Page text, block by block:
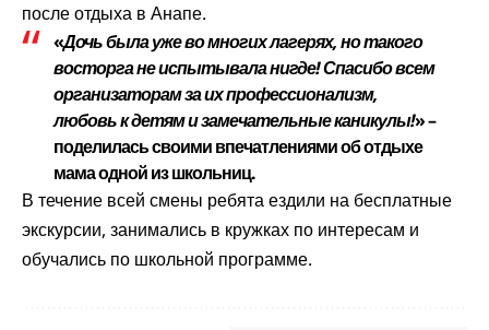
после отдыха в Анапе.
«Дочь была уже во многих лагерях, но такого
восторга не испытывала нигде! Спасибо всем
организаторам за их профессионализм,
любовь к детям и замечательные каникулы!» –
поделилась своими впечатлениями об отдыхе
мама одной из школьниц.
В течение всей смены ребята ездили на бесплатные
экскурсии, занимались в кружках по интересам и
обучались по школьной программе.